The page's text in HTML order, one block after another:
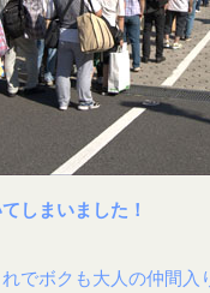
しまいました！
れでボクも大人の仲間